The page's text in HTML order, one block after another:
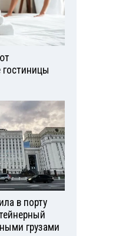
гостиницы
в порту
грузами